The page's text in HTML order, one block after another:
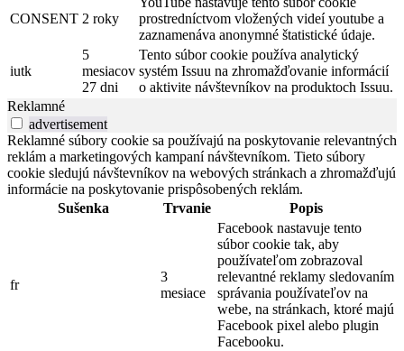
CONSENT 2 roky
prostredníctvom vložených videí youtube a
zaznamenáva anonymné štatistické údaje.
iutk
5
mesiacov
27 dni
Tento súbor cookie používa analytický
systém Issuu na zhromažďovanie informácií
o aktivite návštevníkov na produktoch Issuu.
Reklamné
advertisement
Reklamné súbory cookie sa používajú na poskytovanie relevantných
reklám a marketingových kampaní návštevníkom. Tieto súbory
cookie sledujú návštevníkov na webových stránkach a zhromažďujú
informácie na poskytovanie prispôsobených reklám.
Sušenka
Trvanie Popis
fr
3
mesiace
Facebook nastavuje tento
súbor cookie tak, aby
používateľom zobrazoval
relevantné reklamy sledovaním
správania používateľov na
webe, na stránkach, ktoré majú
Facebook pixel alebo plugin
Facebooku.